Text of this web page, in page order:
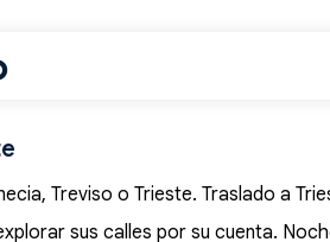
Treviso o Trieste. Traslado a
sus calles por su cuenta.